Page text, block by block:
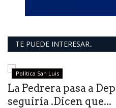
TE PUEDE INTERESAR..
Política San Luis
La Pedrera pasa a
seguiría .Dicen que...